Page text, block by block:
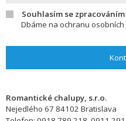
Souhlasím se
Dbáme na ochranu
Romantické chalupy, s.r.o.
Nejedlého 67 84102 Bratislava